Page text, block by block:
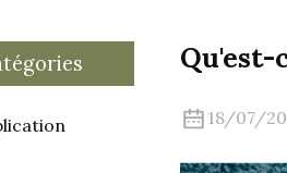
Qu'est-
18/07/